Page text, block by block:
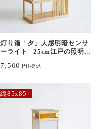
灯り箱「夕」人感明暗センサ
ーライト | 25cm江戸の照明器
7,500 円 [税込]
縦85x85